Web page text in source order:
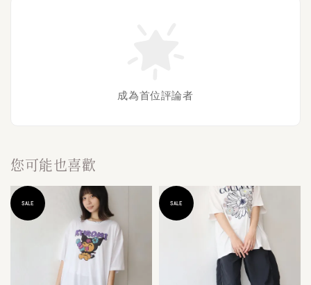
成為首位評論者
您可能也喜歡
SALE SALE